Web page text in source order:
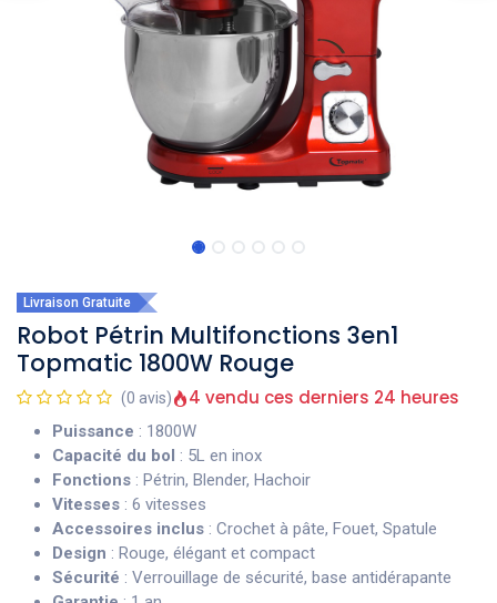
Livraison Gratuite
Robot Pétrin Multifonctions 3en1
Topmatic 1800W Rouge
(0 avis) 4 vendu ces derniers 24 heures
Puissance : 1800W
Capacité du bol : 5L en inox
Fonctions : Pétrin, Blender, Hachoir
Vitesses : 6 vitesses
Accessoires inclus : Crochet à pâte, Fouet, Spatule
Design : Rouge, élégant et compact
Sécurité : Verrouillage de sécurité, base antidérapante